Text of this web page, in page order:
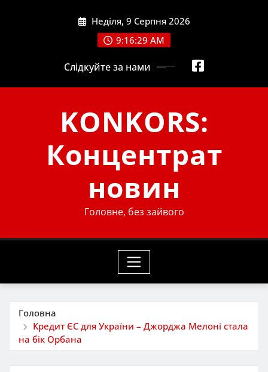
Неділя, 9 Серпня 2026
9:16:30 AM
Слідкуйте за нами
KONKORS:
Концентрат
новин
Головне, без зайвого
Головна
Кредит ЄС для України – Джорджа Мелоні стала
на бік Орбана